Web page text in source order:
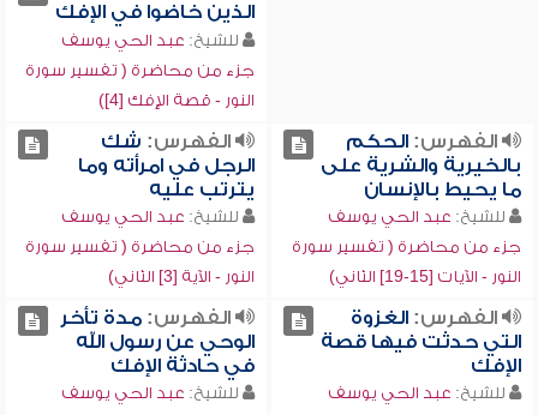
الذين خاضوا في الإفك
للشيخ: عبد الحي يوسف
جزء من محاضرة ( تفسير سورة
النور - قصة الإفك [4])
الفهرس:الحكم
بالخيرية والشرية على
ما يحيط بالإنسان
للشيخ: عبد الحي يوسف
جزء من محاضرة ( تفسير سورة
النور - الآيات [15-19] الثاني)
الفهرس: شك
الرجل في امرأته وما
يترتب عليه
للشيخ: عبد الحي يوسف
جزء من محاضرة ( تفسير سورة
النور - الآية [3] الثاني)
الفهرس:الغزوة
التي حدثت فيها قصة
الإفك
للشيخ: عبد الحي يوسف
الفهرس:مدة تأخر
الوحي عن رسول الله
في حادثة الإفك
للشيخ: عبد الحي يوسف